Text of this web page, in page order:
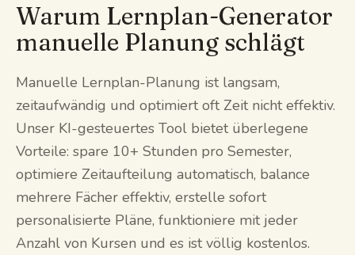
Warum Lernplan-Generator
manuelle Planung schlägt
Manuelle Lernplan-Planung ist langsam,
zeitaufwändig und optimiert oft Zeit nicht effektiv.
Unser KI-gesteuertes Tool bietet überlegene
Vorteile: spare 10+ Stunden pro Semester,
optimiere Zeitaufteilung automatisch, balance
mehrere Fächer effektiv, erstelle sofort
personalisierte Pläne, funktioniere mit jeder
Anzahl von Kursen und es ist völlig kostenlos.